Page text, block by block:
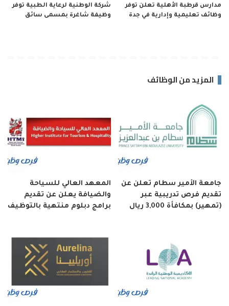
مدارس قرطبة الأهلية تعلن توفر
وظائف تعليمية وإدارية في جدة
شركة الوطنية لرعاية الطبية توفر
وظيفة شاغرة بمسمى سائق
المزيد من الوظائف
جامعة الأمير سطام تعلن عن
تقديم فرص تدريبية عبر
(تمهير) بمكافأة 3,000 ريال
المعهد العالي للسياحة
والضيافة يعلن عن تقديم
برامج دبلوم منتهية بالتوظيف